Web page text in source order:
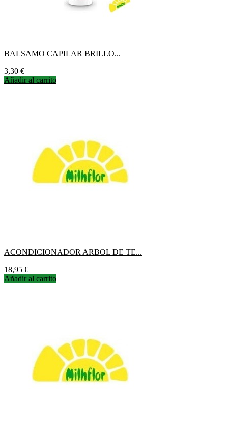
BALSAMO CAPILAR BRILLO...
Precio
3,30 €
Añadir al carrito
ACONDICIONADOR ARBOL DE TE...
Precio
18,95 €
Añadir al carrito